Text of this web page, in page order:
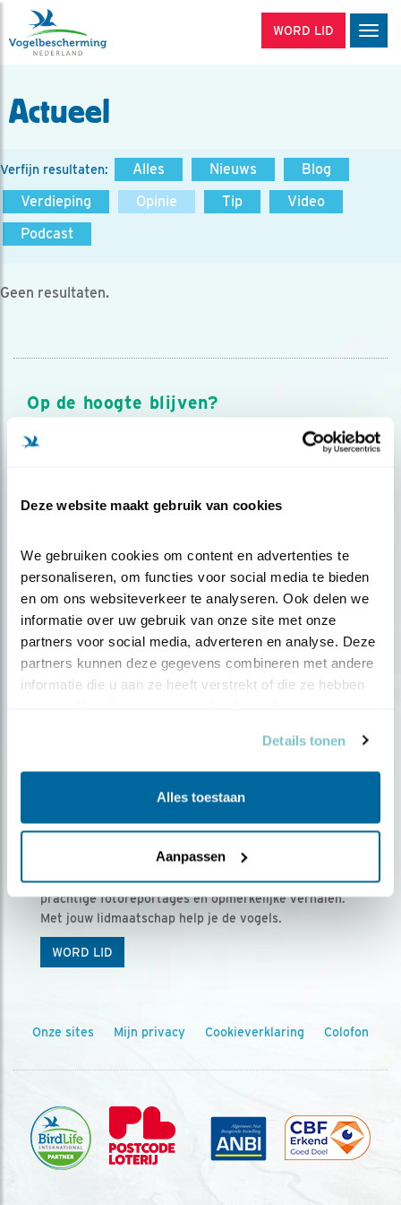
Deze website maakt gebruik van cookies
We gebruiken cookies om content en advertenties te
personaliseren, om functies voor social media te bieden
en om ons websiteverkeer te analyseren. Ook delen we
informatie over uw gebruik van onze site met onze
partners voor social media, adverteren en analyse. Deze
partners kunnen deze gegevens combineren met andere
informatie die u aan ze heeft verstrekt of die ze hebben
Details tonen
Alles toestaan
Aanpassen
WORD LID
Actueel
Verfijn resultaten: Alles Nieuws
Blog
Verdieping
Opinie Tip
Video
Podcast
Geen resultaten.
Op de hoogte blijven?
Meld je aan en ontvang nieuws, inspiratie, acties en tips
over vogels en activiteiten van Vogelbescherming.
Ontvang 5 x Vogels voor € 36,00 per jaar
Vogels is het tijdschrift voor onze leden, met
prachtige fotoreportages en opmerkelijke verhalen.
Met jouw lidmaatschap help je de vogels.
WORD LID
Onze sites Mijn privacy Cookieverklaring Colofon